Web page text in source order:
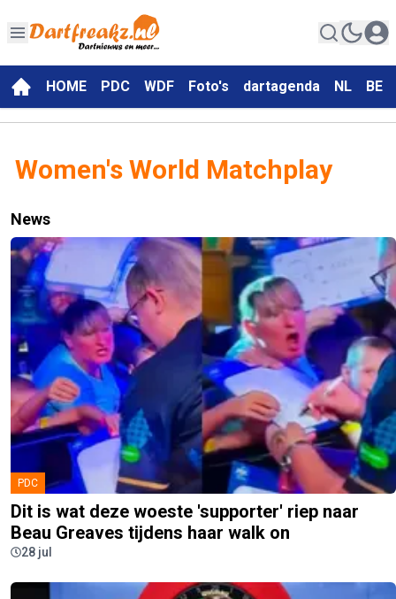
HOME PDC WDF Foto's dartagenda NL BE
Women's World Matchplay
News
PDC
Dit is wat deze woeste 'supporter' riep naar
Beau Greaves tijdens haar walk on
28 jul